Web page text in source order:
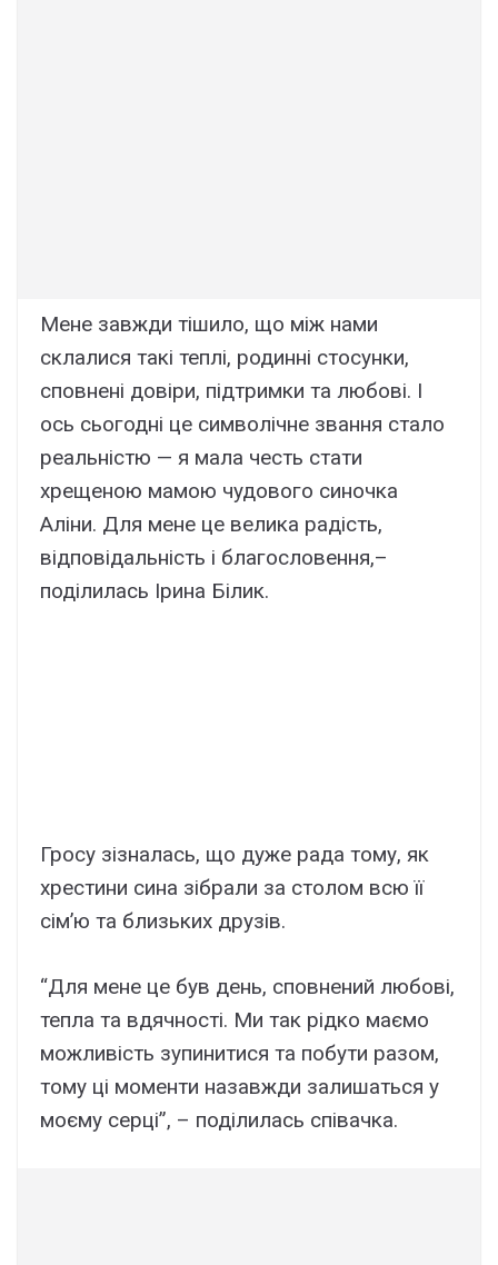
Мене завжди тішило, що між нами
склалися такі теплі, родинні стосунки,
сповнені довіри, підтримки та любові. І
ось сьогодні це символічне звання стало
реальністю — я мала честь стати
хрещеною мамою чудового синочка
Аліни. Для мене це велика радість,
відповідальність і благословення,–
поділилась Ірина Білик.
Гросу зізналась, що дуже рада тому, як
хрестини сина зібрали за столом всю її
сім’ю та близьких друзів.
“Для мене це був день, сповнений любові,
тепла та вдячності. Ми так рідко маємо
можливість зупинитися та побути разом,
тому ці моменти назавжди залишаться у
моєму серці”, – поділилась співачка.